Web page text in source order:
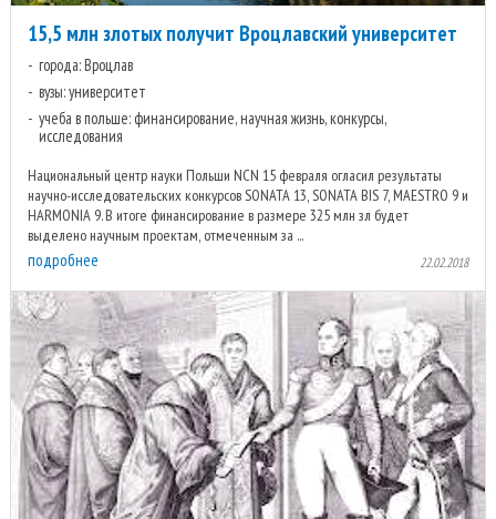
15,5 млн злотых получит Вроцлавский университет
города: Вроцлав
вузы: университет
учеба в польше: финансирование, научная жизнь, конкурсы,
исследования
Национальный центр науки Польши NCN 15 февраля огласил результаты
научно-исследовательских конкурсов SONATA 13, SONATA BIS 7, MAESTRO 9 и
HARMONIA 9. В итоге финансирование в размере 325 млн зл будет
выделено научным проектам, отмеченным за ...
подробнее 22.02.2018